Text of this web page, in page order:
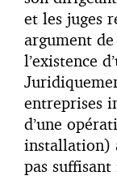
et les juges
argument
l’existence
entreprises
d’une
installation)
pas suffisant